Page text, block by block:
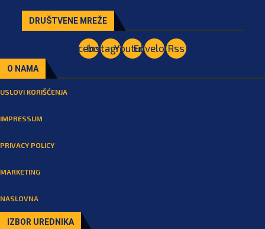
DRUŠTVENE MREŽE
Facebook
Instagram
YoutubeEnvelopeRss
O NAMA
USLOVI KORIŠĆENJA
IMPRESSUM
PRIVACY POLICY
MARKETING
NASLOVNA
IZBOR UREDNIKA